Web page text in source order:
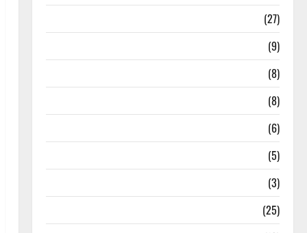
(27)
(9)
(8)
(8)
(6)
(5)
(3)
(25)